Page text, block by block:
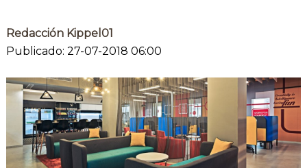
Redacción Kippel01
Publicado: 27-07-2018 06:00